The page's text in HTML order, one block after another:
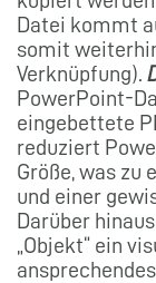
Datei kommt
somit
Verknüpfung).
PowerPoint-
eingebettete
reduziert
Größe, was zu
und einer
Darüber
„Objekt“ ein